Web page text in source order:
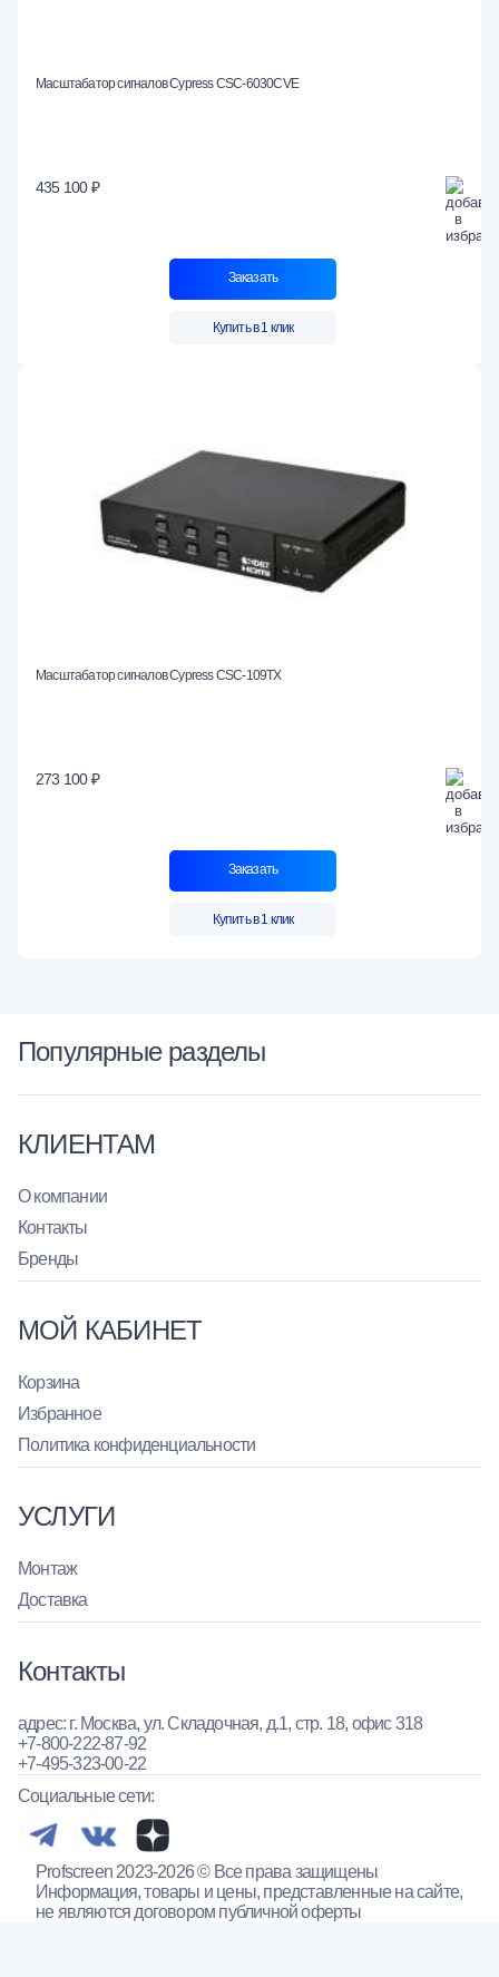
Масштабатор сигналов Cypress CSC-6030CVE
435 100 ₽
Заказать
Купить в 1 клик
Масштабатор сигналов Cypress CSC-109TX
273 100 ₽
Заказать
Купить в 1 клик
Популярные разделы
КЛИЕНТАМ
О компании
Контакты
Бренды
МОЙ КАБИНЕТ
Корзина
Избранное
Политика конфиденциальности
УСЛУГИ
Монтаж
Доставка
Контакты
адрес: г. Москва, ул. Складочная, д.1, стр. 18, офис 318
+7-800-222-87-92
+7-495-323-00-22
Социальные сети:
Profscreen 2023-2026 © Все права защищены
Информация, товары и цены, представленные на сайте,
не являются договором публичной оферты